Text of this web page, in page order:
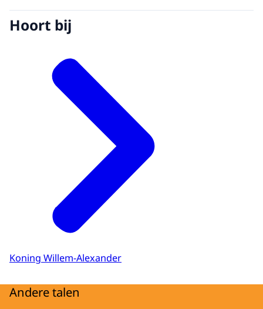
Hoort bij
Koning Willem-Alexander
Andere talen